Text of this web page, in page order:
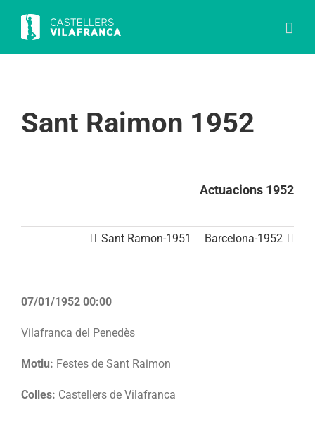
content
Sant Raimon 1952
Actuacions 1952
Sant Ramon-1951 Barcelona-1952
07/01/1952 00:00
Vilafranca del Penedès
Motiu: Festes de Sant Raimon
Colles: Castellers de Vilafranca